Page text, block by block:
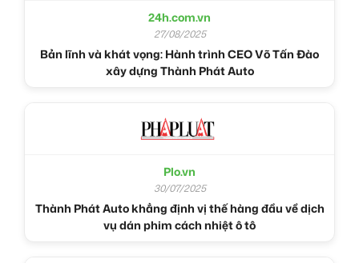
24h.com.vn
27/08/2025
Bản lĩnh và khát vọng: Hành trình CEO Võ Tấn Đào
xây dựng Thành Phát Auto
Plo.vn
30/07/2025
Thành Phát Auto khẳng định vị thế hàng đầu về dịch
vụ dán phim cách nhiệt ô tô